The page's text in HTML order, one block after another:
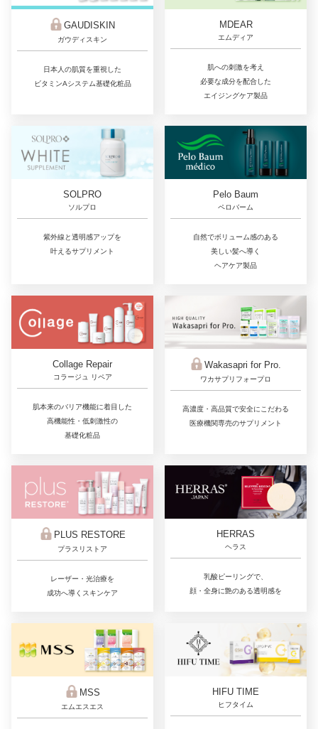
GAUDISKIN
ガウディスキン
日本人の肌質を重視した
ビタミンAシステム基礎化粧品
MDEAR
エムディア
肌への刺激を考え
必要な成分を配合した
エイジングケア製品
SOLPRO
ソルプロ
紫外線と透明感アップを
叶えるサプリメント
Pelo Baum
ペロバーム
自然でボリューム感のある
美しい髪へ導く
ヘアケア製品
Collage Repair
コラージュ リペア
肌本来のバリア機能に着目した
高機能性・低刺激性の
基礎化粧品
Wakasapri for Pro.
ワカサプリフォープロ
高濃度・高品質で安全にこだわる
医療機関専売のサプリメント
PLUS RESTORE
プラスリストア
レーザー・光治療を
成功へ導くスキンケア
HERRAS
ヘラス
乳酸ピーリングで、
顔・全身に艶のある透明感を
MSS
エムエスエス
HIFU TIME
ヒフタイム